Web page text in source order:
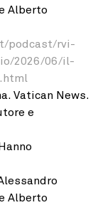
Alberto
podcast/rvi-
2026/06/il-
Vatican News.
e
Alberto